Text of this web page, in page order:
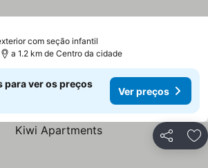
com seção infantil
a 1.2 km de Centro da cidade
para ver os preços
Ver preços
Partilhar